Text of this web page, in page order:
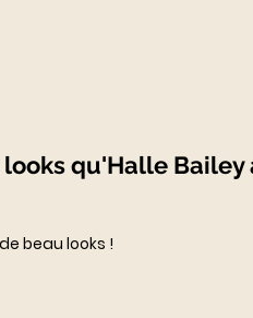
looks qu'Halle
beau looks !